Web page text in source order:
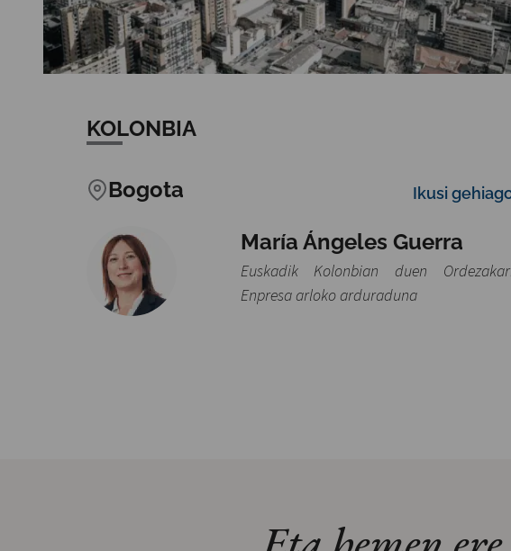
KOLONBIA
Bogota Ikusi
María Ángeles Guerra
Euskadik Kolonbian duen
Enpresa arloko arduraduna